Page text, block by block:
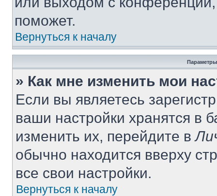
поможет.
Вернуться к началу
Параметры
» Как мне изменить мои
Если вы являетесь
ваши настройки хранятся в
изменить их, перейдите в
обычно находится вверху
все свои настройки.
Вернуться к началу